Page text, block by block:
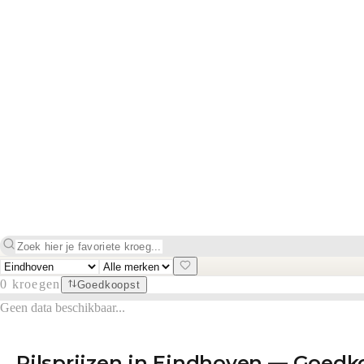
0 kroegen Goedkoopst
Geen data beschikbaar...